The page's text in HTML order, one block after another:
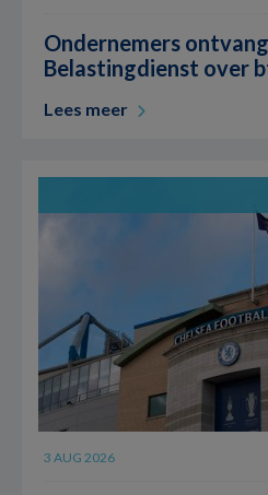
Ondernemers
Belastingdienst over
Lees meer
3 AUG 2026